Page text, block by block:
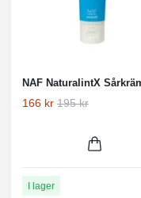
NAF NaturalintX
166 kr 195 kr
I lager